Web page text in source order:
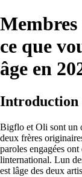
ce que
âge en
Introduction
Bigflo et Oli sont un
deux frères
paroles engagées
linternational. Lun
est lâge des deux